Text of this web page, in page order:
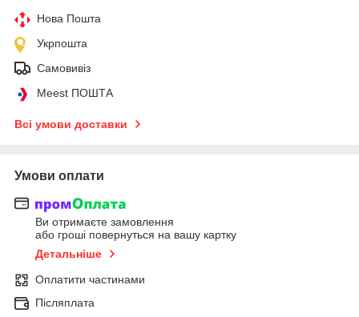
Нова Пошта
Укрпошта
Самовивіз
Meest ПОШТА
Всі умови доставки
Умови оплати
Ви отримаєте замовлення
або гроші повернуться на вашу картку
Детальніше
Оплатити частинами
Післяплата